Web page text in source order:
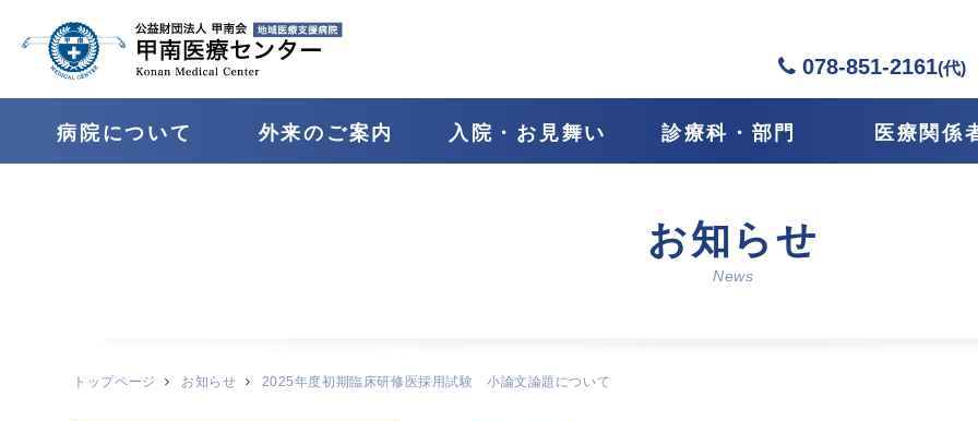
078-851-2161(代)
病院について 外来のご案内 ⼊院・お見舞い 診療科・部門 医療関係
お知らせ
News
トップページ お知らせ 2025年度初期臨床研修医採用試験 小論文論題について